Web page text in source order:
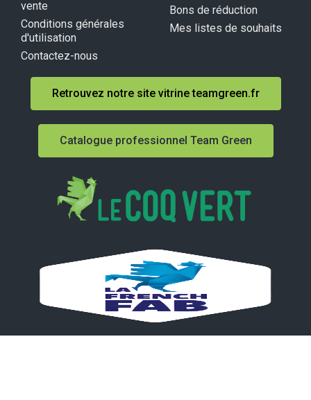
vente
Conditions générales
d'utilisation
Contactez-nous
Bons de réduction
Mes listes de souhaits
Retrouvez notre site vitrine teamgreen.fr
Catalogue professionnel Team Green